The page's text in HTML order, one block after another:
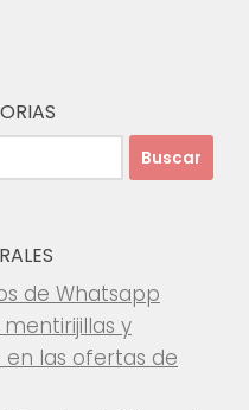
de Whatsapp
mentirijillas y
en las ofertas de